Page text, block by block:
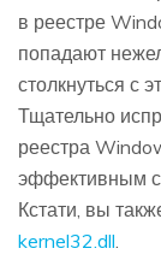
в реестре
попадают
столкнуться с
Тщательно
реестра
эффективным
Кстати, вы
kernel32.dll.